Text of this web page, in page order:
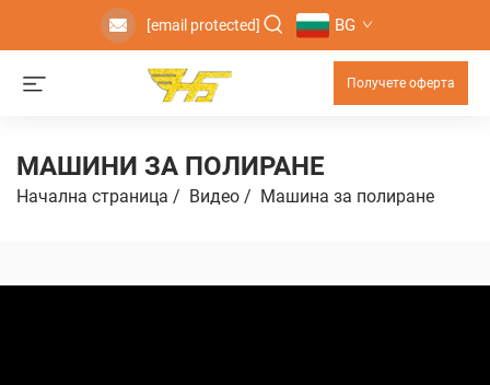
[email protected] BG
Получете оферта
МАШИНИ ЗА ПОЛИРАНЕ
Начална страница / Видео / Машинa зa пoлирaне